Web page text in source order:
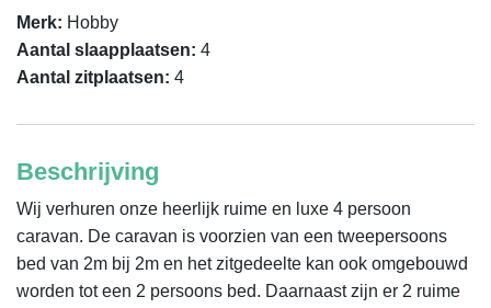
Merk: Hobby
Aantal slaapplaatsen: 4
Aantal zitplaatsen: 4
Beschrijving
Wij verhuren onze heerlijk ruime en luxe 4 persoon
caravan. De caravan is voorzien van een tweepersoons
bed van 2m bij 2m en het zitgedeelte kan ook omgebouwd
worden tot een 2 persoons bed. Daarnaast zijn er 2 ruime